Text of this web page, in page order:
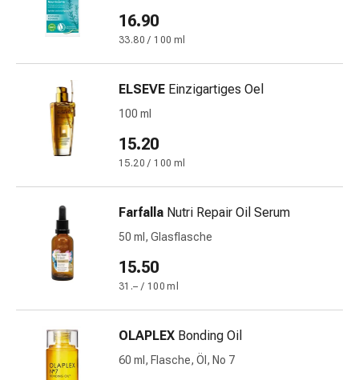
Fingerverbände
Fixationspflaster
Gazen
Kompressionsbinden
Pflasterbinden,
Tapes
Netzverbände
Verbrennungen
Sonnenbrand
Verbandwechsel-
Wundauflagen
16.90
33.80 / 100 ml
ELSEVE Einzigartiges Oel
100 ml
15.20
15.20 / 100 ml
Farfalla Nutri Repair Oil Serum
50 ml, Glasflasche
15.50
31.– / 100 ml
OLAPLEX Bonding Oil
60 ml, Flasche, Öl, No 7